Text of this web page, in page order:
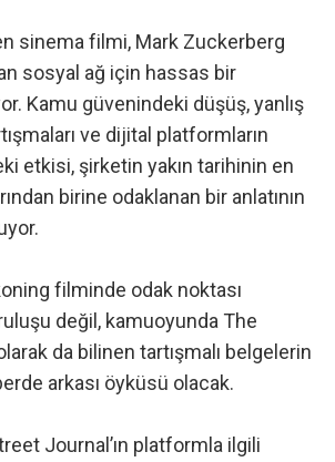
sinema filmi, Mark Zuckerberg
sosyal ağ için hassas bir
Kamu güvenindeki düşüş, yanlış
ve dijital platformların
etkisi, şirketin yakın tarihinin en
birine odaklanan bir anlatının
filminde odak noktası
değil, kamuoyunda The
da bilinen tartışmalı belgelerin
arkası öyküsü olacak.
Journal’ın platformla ilgili